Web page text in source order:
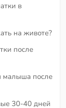
в
на животе?
после
малыша после
30-40 дней